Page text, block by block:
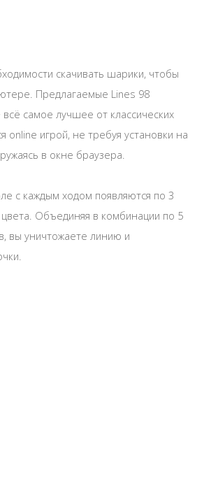
скачивать шарики, чтобы
Предлагаемые Lines 98
самое лучшее от классических
online игрой, не требуя установки на
в окне браузера.
с каждым ходом появляются по 3
Объединяя в комбинации по 5
вы уничтожаете линию и